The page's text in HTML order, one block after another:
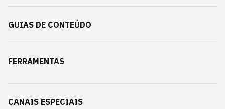
GUIAS DE CONTEÚDO
FERRAMENTAS
CANAIS ESPECIAIS